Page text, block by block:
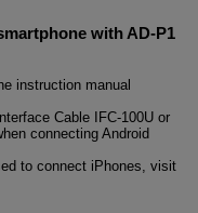
with AD-P1
instruction manual
Cable
IFC-100Uor
connecting Android
to connect iPhones, visit